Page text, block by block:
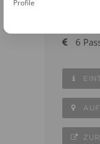
6
Profile